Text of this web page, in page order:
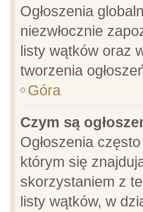
Ogłoszenia
niezwłocznie
listy wątków oraz
tworzenia
Góra
Czym są
Ogłoszenia
którym się
skorzystaniem z
listy wątków, w